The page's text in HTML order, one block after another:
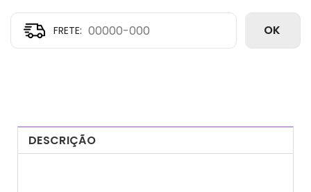
OK
DESCRIÇÃO